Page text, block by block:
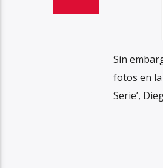
Sin
fotos en
Serie’,